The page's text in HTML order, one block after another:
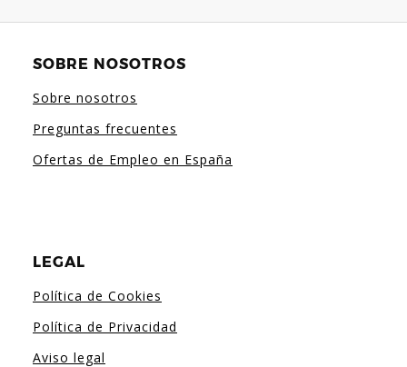
SOBRE NOSOTROS
Sobre nosotros
Preguntas frecuentes
Ofertas de Empleo en España
LEGAL
Política de Cookies
Política de Privacidad
Aviso legal